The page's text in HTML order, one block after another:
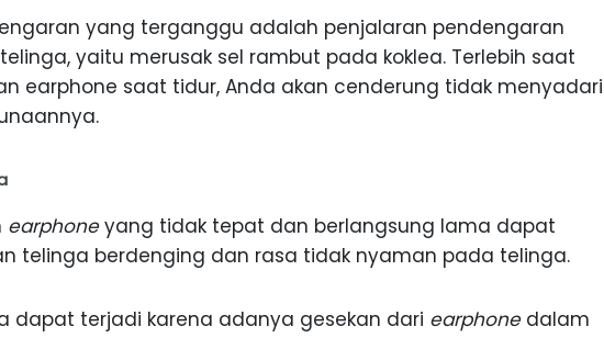
yang terganggu adalah penjalaran pendengaran
yaitu merusak sel rambut pada koklea. Terlebih saat
earphone saat tidur, Anda akan cenderung tidak menyadari
earphoneyang tidak tepat dan berlangsung lama dapat
telinga berdenging dan rasa tidak nyaman pada telinga.
dapat terjadi karena adanya gesekan dari earphonedalam